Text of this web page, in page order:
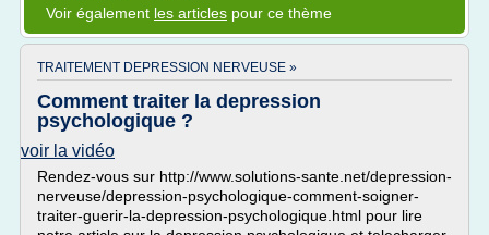
Voir également les articles pour ce thème
TRAITEMENT DEPRESSION NERVEUSE »
Comment traiter la depression
psychologique ?
voir la vidéo
Rendez-vous sur http://www.solutions-sante.net/depression-
nerveuse/depression-psychologique-comment-soigner-
traiter-guerir-la-depression-psychologique.html pour lire